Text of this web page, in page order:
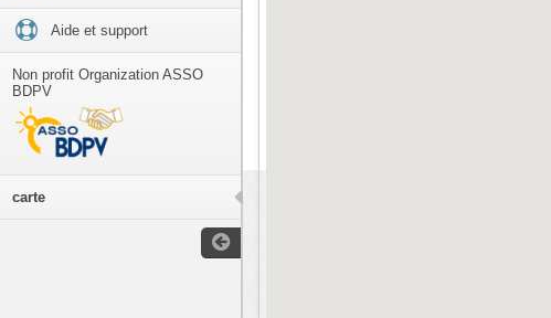
Aide et support
Non profit Organization ASSO
BDPV
carte